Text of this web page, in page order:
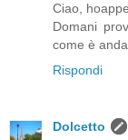
Ciao,
Domani
come è
Rispondi
Dolcetto